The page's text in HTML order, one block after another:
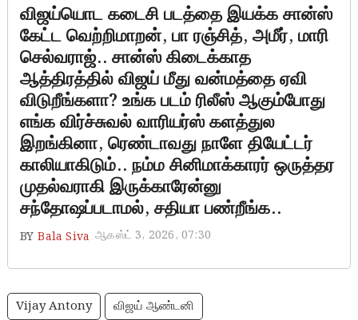
விஜய்யொட கடைசி படத்தை இயக்க சான்ஸ்
கேட்ட வெற்றிமாறன், பா ரஞ்சித், அமீர், மாரி
செல்வராஜ்.. சான்ஸ் கிடைக்காத
ஆத்திரத்தில் விஜய் மீது வன்மத்தை ஏவி
விடுறீங்களா? உங்க படம் ரிலீஸ் ஆகும்போது
எங்க விர்ச்சுவல் வாரியர்ஸ் களத்துல
இறங்கினா, ரெண்டாவது நாளே தியேட்டர்
காலியாகிடும்.. நம்ம சினிமாக்காரர் ஒருத்தர
முதல்வராகி இருக்காரேன்னு
சந்தோஷப்படாமல், சதியா பண்றீங்க..
BY Bala Siva ஆகஸ்ட் 3, 2026, 07:30
Vijay Antony விஜய் ஆண்டனி